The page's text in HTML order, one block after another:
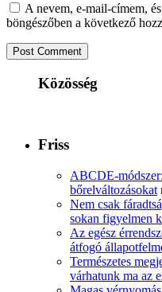
A nevem, e-mail-címem,
böngészőben a következő
Közösség
Friss
bőrelváltozásokat
Nem csak
sokan figyelmen
Az egész
átfogó
Természetes
várhatunk ma az